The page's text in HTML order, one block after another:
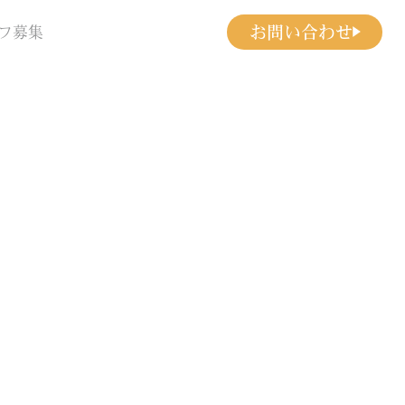
募集 お問い合わせ